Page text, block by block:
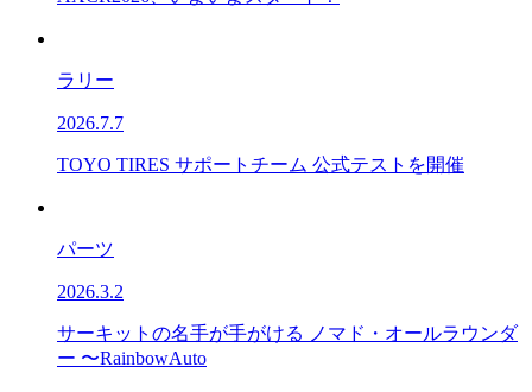
ラリー
2026.7.7
TOYO TIRES サポートチーム 公式テストを開催
パーツ
2026.3.2
サーキットの名手が手がける ノマド・オールラウンダ
ー 〜RainbowAuto